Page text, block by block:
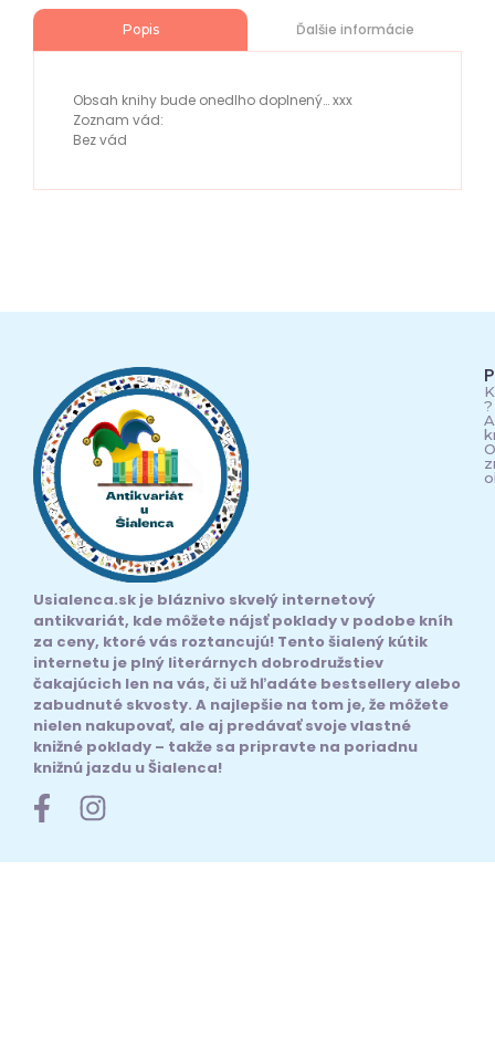
Popis Ďalšie informácie
Obsah knihy bude onedlho doplnený… xxx
Zoznam vád:
Bez vád
Usialenca.sk je bláznivo skvelý internetový
antikvariát, kde môžete nájsť poklady v podobe kníh
za ceny, ktoré vás roztancujú! Tento šialený kútik
internetu je plný literárnych dobrodružstiev
čakajúcich len na vás, či už hľadáte bestsellery alebo
zabudnuté skvosty. A najlepšie na tom je, že môžete
nielen nakupovať, ale aj predávať svoje vlastné
knižné poklady – takže sa pripravte na poriadnu
knižnú jazdu u Šialenca!
?